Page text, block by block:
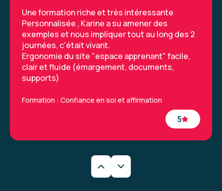
5
Une formation riche et très intéressante
Personnalisée , Karine a su amener des
exemples et nous impliquer tout au long des 2
journées, c'était vivant.
Ergonomie du site "espace apprenant" facile,
clair et fluide (émargement, documents,
supports)
Formation : Confiance en soi et affirmation